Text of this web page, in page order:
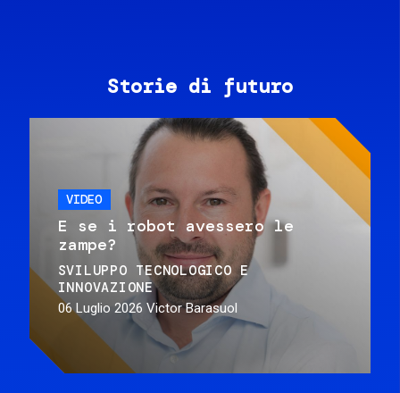
Storie di futuro
VIDEO
E se i robot avessero le
zampe?
SVILUPPO TECNOLOGICO E
INNOVAZIONE
06 Luglio 2026 Victor Barasuol